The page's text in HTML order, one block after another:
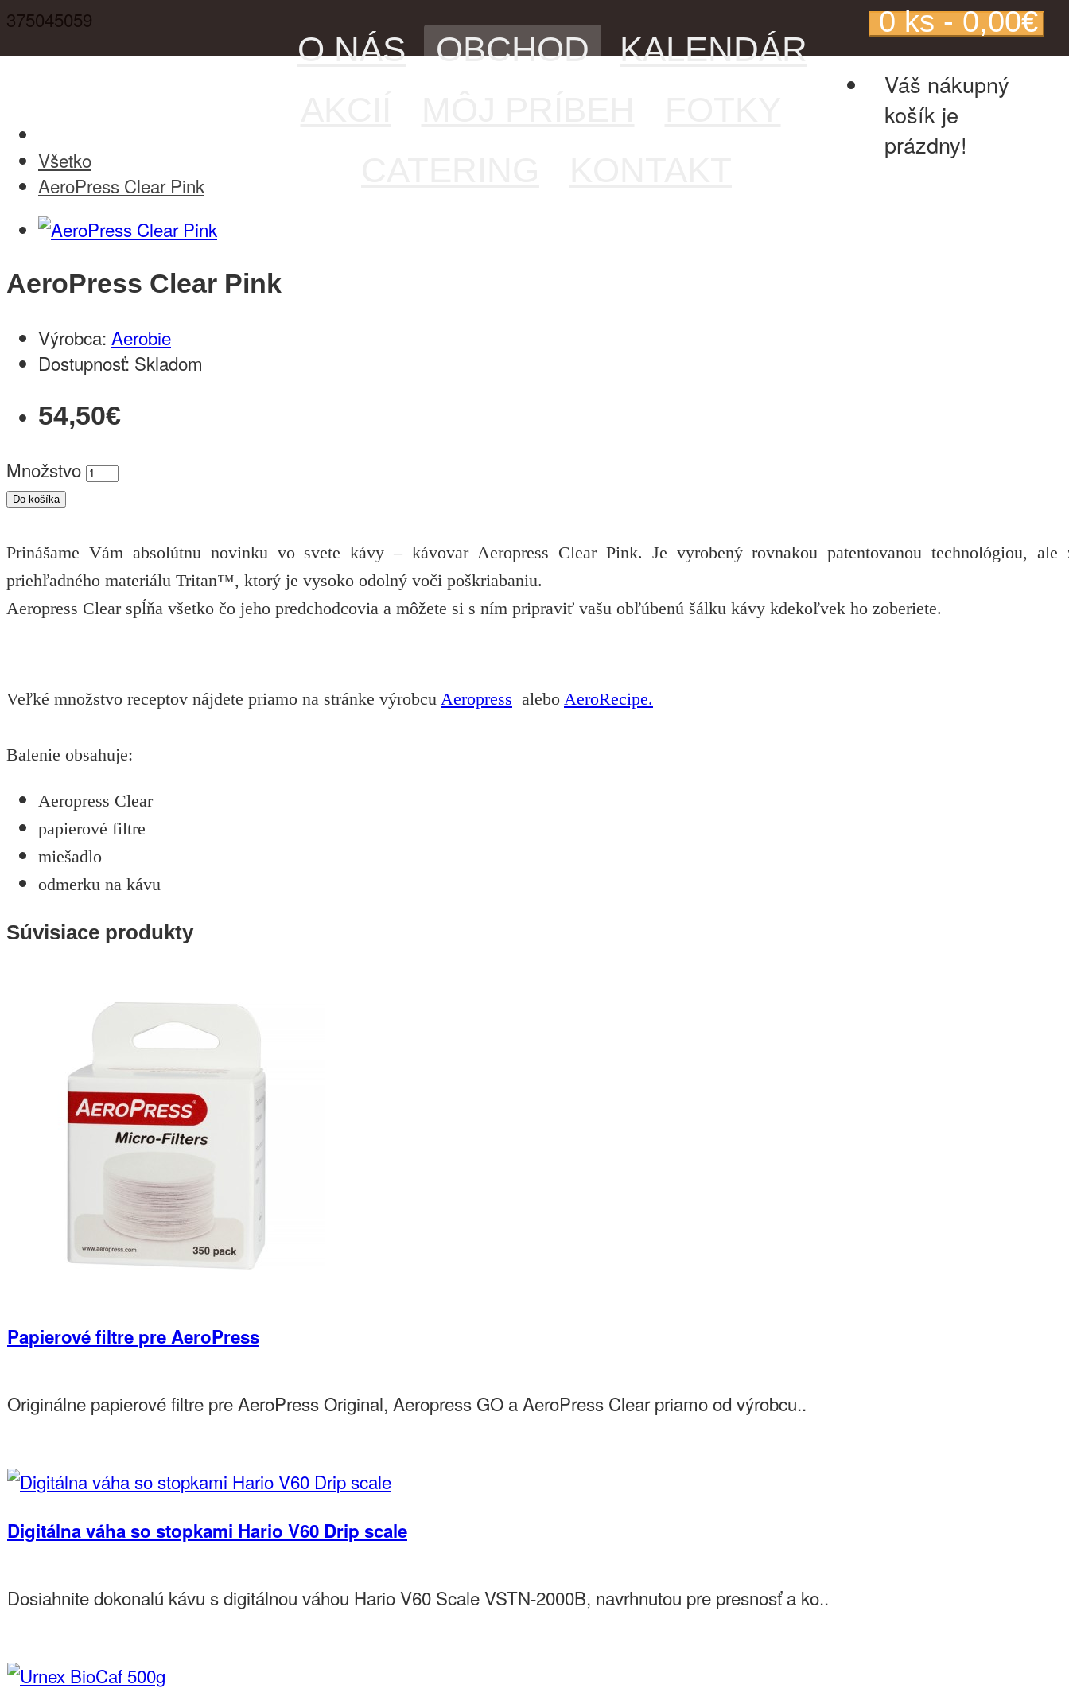
375045059
O NÁS OBCHOD
KALENDÁR
0 ks - 0,00€
Váš nákupný
košík je
prázdny!
Všetko
AeroPress Clear Pink
AeroPress Clear Pink
Výrobca: Aerobie
Dostupnosť: Skladom
54,50€
Množstvo
Do košíka
Prinášame Vám absolútnu novinku vo svete kávy – kávovar Aeropress Clear Pink. Je vyrobený rovnakou patentovanou technológiou, ale
priehľadného materiálu Tritan™, ktorý je vysoko odolný voči poškriabaniu.
Aeropress Clear spĺňa všetko čo jeho predchodcovia a môžete si s ním pripraviť vašu obľúbenú šálku kávy kdekoľvek ho zoberiete.
Veľké množstvo receptov nájdete priamo na stránke výrobcu Aeropress alebo AeroRecipe.
Balenie obsahuje:
Aeropress Clear
papierové filtre
miešadlo
odmerku na kávu
Súvisiace produkty
Papierové filtre pre AeroPress
Originálne papierové filtre pre AeroPress Original, Aeropress GO a AeroPress Clear priamo od výrobcu..
Do košíka
Digitálna váha so stopkami Hario V60 Drip scale
Dosiahnite dokonalú kávu s digitálnou váhou Hario V60 Scale VSTN-2000B, navrhnutou pre presnosť a ko..
Do košíka